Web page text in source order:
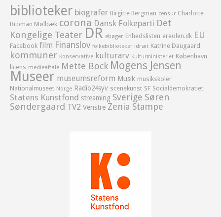
biblioteker biografer Birgitte Bergman censur Charlotte
Broman Mølbæk corona Dansk Folkeparti Det
Kongelige Teater DR ebøger Enhedslisten ereolen.dk EU
Facebook film Finanslov folkebiblioteker idræt Katrine Daugaard
kommuner Konservative kulturarv Kulturministeriet København
licens medieaftale Mette Bock Mogens Jensen
Museer museumsreform Musik musikskoler
Nationalmuseet Norge Radio24syv scenekunst SF Socialdemokratiet
Statens Kunstfond streaming Sverige Søren
Søndergaard TV2 Venstre Zenia Stampe